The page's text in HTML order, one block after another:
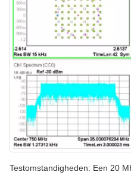
Testomstandigheden: Een 20